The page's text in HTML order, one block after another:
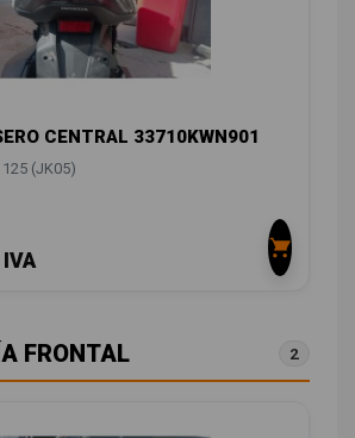
CENTRAL 33710KWN901
125 (JK05)
FRONTAL 2